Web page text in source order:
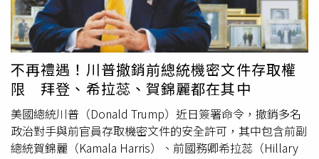
人。接下來《BBC》董事會將依憲章規定負責任命新總裁。
前主管莫西建議，未來或應考慮將總裁職位拆分為「企業管
理」與「新聞編輯」2個獨立職務，因為「要同時應付政治
壓力、新聞挑戰與公眾信任，幾乎需要超人
（superhuman）的能力。」
使館進行聯繫。莫賴斯法官補充，波索納洛與其子愛德華多
蓄意且非法地試圖對巴西公職人員實施制裁。巴西警方則
稱，波索納洛企圖妨礙審判，其行為已構成脅迫、妨礙司法
公正及危害國家主權。對此，波索納洛的律師團隊發表聲
明，對法院裁決表示「震驚與憤慨」，強調前總統「始終遵
守司法命令。」2023年1月8日，波索納洛的支持者曾效法
美國的國會山莊暴動，襲擊位於巴西利亞三權廣場的巴西最
高法院大樓、國會和普拉納托宮（Palácio do Planalto），
意圖推翻選舉結果。雖然當時人在美國的波索納洛始終否認
不再禮遇！川普撤銷前總統機密文件存取權
限 拜登、希拉蕊、賀錦麗都在其中
美國總統川普（Donald Trump）近日簽署命令，撤銷多名
政治對手與前官員存取機密文件的安全許可，其中包含前副
總統賀錦麗（Kamala Harris）、前國務卿希拉蕊（Hillary